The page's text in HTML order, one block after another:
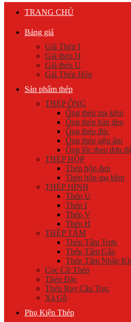
TRANG CHỦ
Bảng giá
Giá Thép I
Giá thép H
Giá thép U
Giá Thép Hộp
Sản phẩm thép
THÉP ỐNG
Ống thép mạ kẽm
Ống thép hàn đen
Ống thép đúc
Ống thép siêu âm
Ống lốc theo đơn
THÉP HỘP
Thép hộp đen
Thép hộp mạ kẽm
THÉP HÌNH
Thép U
Thép I
Thép V
Thép H
THÉP TẤM
Thép Tấm Trơn
Thép Tấm Gân
Thép Tấm Nhập
Cọc Cừ Thép
Thép Đặc
Thép Ray Cầu Trục
Xà Gồ
Phụ Kiện Thép